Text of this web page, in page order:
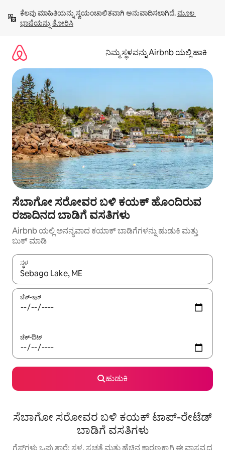
ಹೋಗಿ
ಕೆಲವು ಮಾಹಿತಿಯನ್ನು ಸ್ವಯಂಚಾಲಿತವಾಗಿ ಅನುವಾದಿಸಲಾಗಿದೆ. ಮೂಲ
ಭಾಷೆಯನ್ನು ತೋರಿಸಿ
ನಿಮ್ಮ ಸ್ಥಳವನ್ನು Airbnb ಯಲ್ಲಿ ಹಾಕಿ
ಸೆಬಾಗೋ ಸರೋವರ ಬಳಿ ಕಯಕ್ ಹೊಂದಿರುವ
ರಜಾದಿನದ ಬಾಡಿಗೆ ವಸತಿಗಳು
Airbnb ಯಲ್ಲಿ ಅನನ್ಯವಾದ ಕಯಾಕ್ ಬಾಡಿಗೆಗಳನ್ನು ಹುಡುಕಿ ಮತ್ತು
ಬುಕ್ ಮಾಡಿ
ಸ್ಥಳ
ಫಲಿತಾಂಶಗಳು ಲಭ್ಯವಿರುವಾಗ, ಅಪ್ ಮತ್ತು ಡೌನ್ ಬಾಣದ ಕೀಲಿಗಳೊಂದಿಗೆ
ಚೆಕ್-ಇನ್
ಚೆಕ್-ಔಟ್
ಹುಡುಕಿ
ಸೆಬಾಗೋ ಸರೋವರ ಬಳಿ ಕಯಕ್ ಟಾಪ್-ರೇಟೆಡ್
ಬಾಡಿಗೆ ವಸತಿಗಳು
ಗೆಸ್ಟ್‌ಗಳು ಒಪ್ಪುತ್ತಾರೆ: ಸ್ಥಳ, ಸ್ವಚ್ಛತೆ ಮತ್ತು ಹೆಚ್ಚಿನ ಕಾರಣಕ್ಕಾಗಿ ಈ ವಾಸ್ತವ್ಯದ